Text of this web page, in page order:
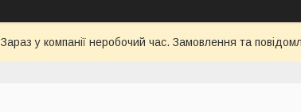
Зараз у компанії неробочий час. Замовлення та